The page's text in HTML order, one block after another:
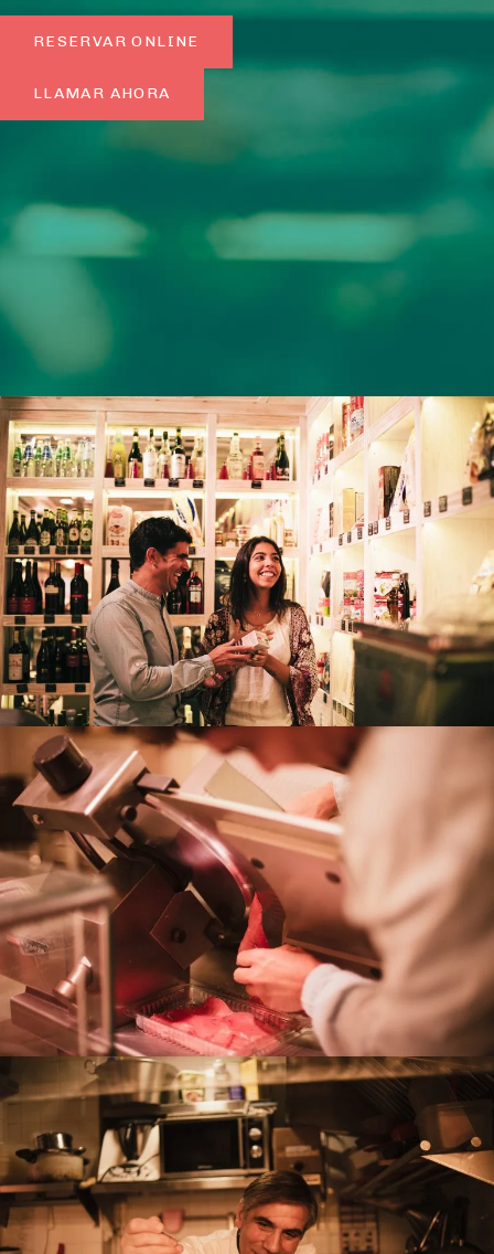
RESERVAR ONLINE
LLAMAR AHORA